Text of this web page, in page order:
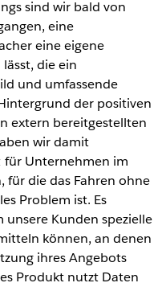
sind wir bald von
eine
eine eigene
die ein
und umfassende
der positiven
extern bereitgestellten
wir damit
für Unternehmen im
für die das Fahren ohne
Problem ist. Es
Kunden spezielle
können, an denen
ihres Angebots
Produkt nutzt Daten